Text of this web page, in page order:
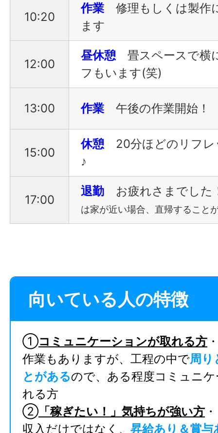
10:20
作業修理もしくは製作
ます
12:00
昼休憩 畳スペースで横
フもいます(笑)
13:00 作業午後の作業開始！
15:00
休憩 20分ほどのリフレ
♪
17:00
退勤 お疲れさまでした
は家が近い場合、直帰すること
向いている人の特徴
①コミュニケーションが取れる方
作業もありますが、工程の中で周り
とがあるので、ある程度コミュニ
れる方
② 「稼ぎたい！」気持ちが強い方
収入だけではなく、 昇給あり＆賞与